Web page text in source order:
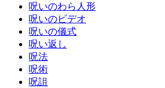
呪いのわら人形
呪いのビデオ
呪いの儀式
呪い返し
呪法
呪術
呪詛